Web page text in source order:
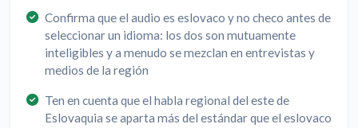
Confirma que el audio es eslovaco y no checo antes de
seleccionar un idioma: los dos son mutuamente
inteligibles y a menudo se mezclan en entrevistas y
medios de la región
Ten en cuenta que el habla regional del este de
Eslovaquia se aparta más del estándar que el eslovaco